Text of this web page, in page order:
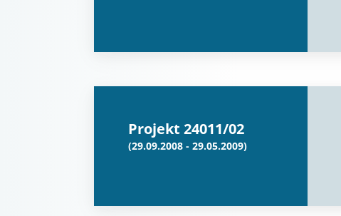
Projekt 24011/02
(29.09.2008 - 29.05.2009)